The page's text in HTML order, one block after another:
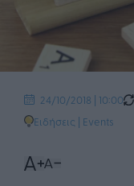
24/10/2018 | 10:00
Ειδήσεις | Events